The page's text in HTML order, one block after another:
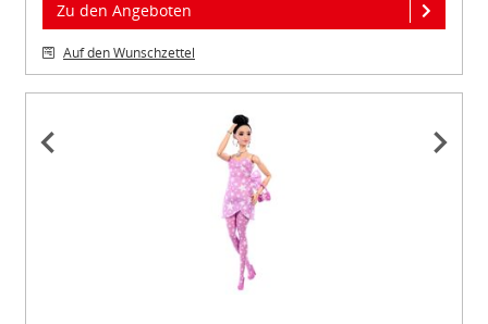
Zu den Angeboten
Auf den Wunschzettel